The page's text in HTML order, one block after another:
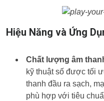
Hiệu Năng và Ứng
Chất lượng âm
kỹ thuật số được tối
thanh đầu ra sạch,
phù hợp với tiêu